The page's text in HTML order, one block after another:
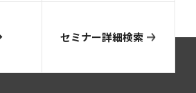
セミナー詳細検索